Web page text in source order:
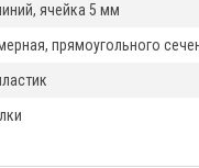
ячейка 5 мм
прямоугольного